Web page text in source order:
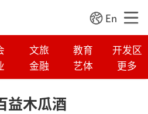
En
文旅 教育
开发区
金融 艺体 更多
益木瓜酒